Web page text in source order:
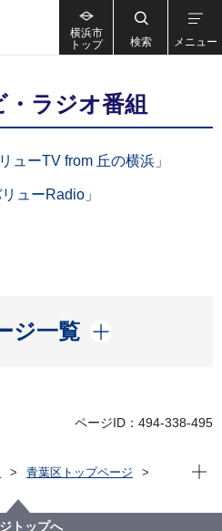
横浜市
トップ
検索 メニュー
ラジオ番組
ューTV from 丘の横浜」
ューRadio」
ジ一覧
開く
ページID：494-338-495
青葉区トップページ
ジオ番組
現在
トップへ